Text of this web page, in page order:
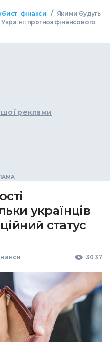
фінанси /
Якими будуть
прогноз фінансового
реклами
українців
статус
3037